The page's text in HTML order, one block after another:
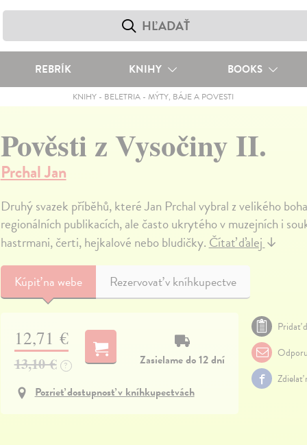
REBRÍK KNIHY BOOKS
KNIHY - BELETRIA -MÝTY, BÁJE A POVESTI
Pověsti z Vysočiny II.
Prchal Jan
Druhý svazek příběhů, které Jan Prchal vybral z velikého
regionálních publikacích, ale často ukrytého v muzejních i
hastrmani, čerti, hejkalové nebo bludičky.Čítať ďalej↓
Kúpiťna webe Rezervovať v kníhkupectve
12,71 €
13,10 € ?
Zasielame do 12 dní
Pozrieť dostupnosť v kníhkupectvách
Pridať
Zdielať